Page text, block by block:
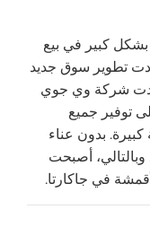
بشكل كبير في بيع
محليًا. في عام 2018، أردت تطوير سوق جديد
شركة وي جوي
توفير جميع
كبيرة. بدون عناء
وبالتالي، أصبحت
في جاكارتا.